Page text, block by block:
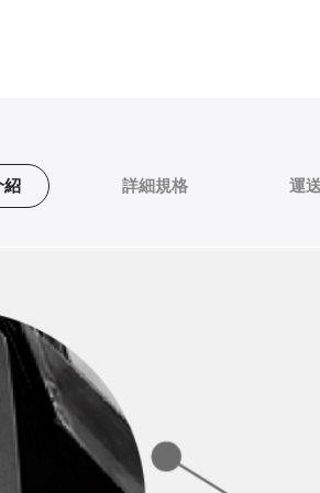
紹 詳細規格 運